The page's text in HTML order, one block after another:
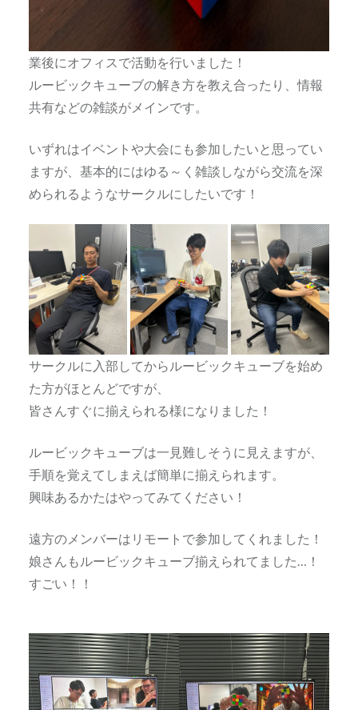
業後にオフィスで活動を行いました！
ルービックキューブの解き方を教え合ったり、情報
共有などの雑談がメインです。
いずれはイベントや大会にも参加したいと思ってい
ますが、基本的にはゆる～く雑談しながら交流を深
められるようなサークルにしたいです！
サークルに入部してからルービックキューブを始め
た方がほとんどですが、
皆さんすぐに揃えられる様になりました！
ルービックキューブは一見難しそうに見えますが、
手順を覚えてしまえば簡単に揃えられます。
興味あるかたはやってみてください！
遠方のメンバーはリモートで参加してくれました！
娘さんもルービックキューブ揃えられてました…！
すごい！！